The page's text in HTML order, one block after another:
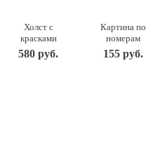
Холст с
красками
40х50 см по
номерам.
580 руб.
Картина по
номерам
для
малышей
155 руб.